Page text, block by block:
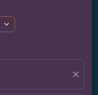
expand_more
close